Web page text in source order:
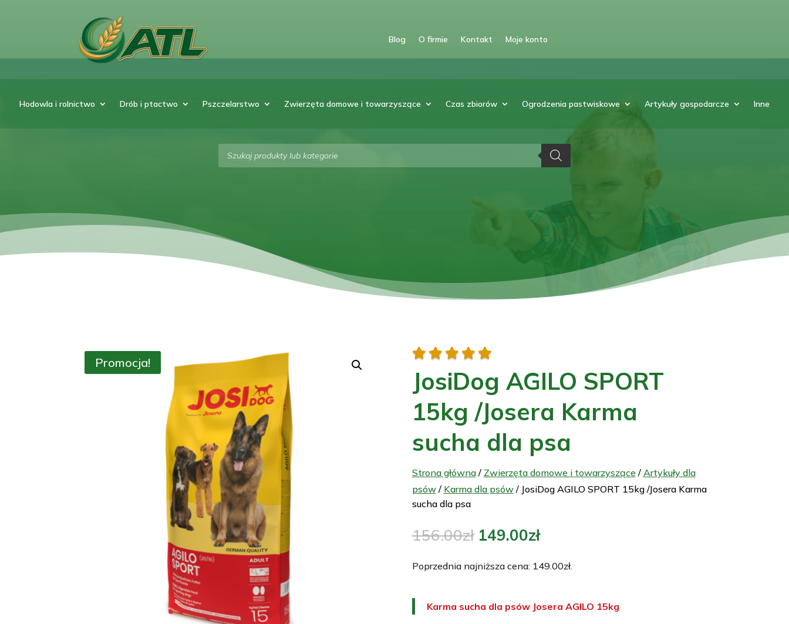
Blog O firmie Kontakt Moje konto
Hodowla i rolnictwo Drób i ptactwo Pszczelarstwo Zwierzęta domowe i towarzyszące Czas zbiorów Ogrodzenia pastwiskowe Artykuły gospodarcze Inne
Wyszukiwarka
produktów
Promocja!
    
JosiDog AGILO SPORT
15kg /Josera Karma
sucha dla psa
Strona główna/ Zwierzęta domowe i towarzyszące/ Artykuły dla
psów/ Karma dla psów/ JosiDog AGILO SPORT 15kg /Josera Karma
sucha dla psa
156.00zł Pierwotna
wynosiła:
149.00złAktualna
wynosi:
Poprzednia najniższa cena: 149.00zł.
Karma sucha dla psów Josera AGILO 15kg